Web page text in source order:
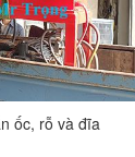
ốc, rỗ và đĩa